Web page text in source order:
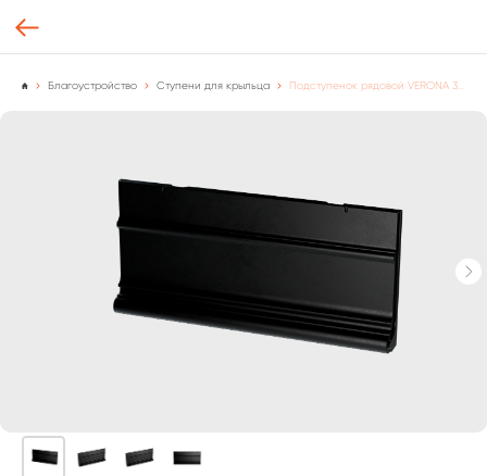
Благоустройство Ступени для крыльца